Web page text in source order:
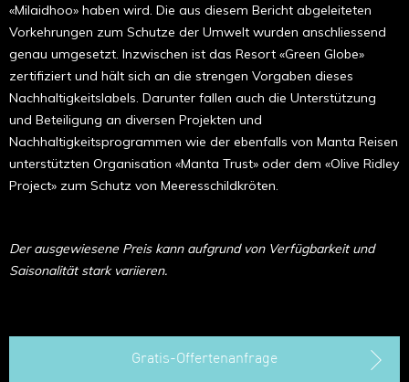
«Milaidhoo» haben wird. Die aus diesem Bericht abgeleiteten
Vorkehrungen zum Schutze der Umwelt wurden anschliessend
genau umgesetzt. Inzwischen ist das Resort «Green Globe»
zertifiziert und hält sich an die strengen Vorgaben dieses
Nachhaltigkeitslabels. Darunter fallen auch die Unterstützung
und Beteiligung an diversen Projekten und
Nachhaltigkeitsprogrammen wie der ebenfalls von Manta Reisen
unterstützten Organisation «Manta Trust» oder dem «Olive Ridley
Project» zum Schutz von Meeresschildkröten.
Der ausgewiesene Preis kann aufgrund von Verfügbarkeit und
Saisonalität stark variieren.
Gratis-Offertenanfrage